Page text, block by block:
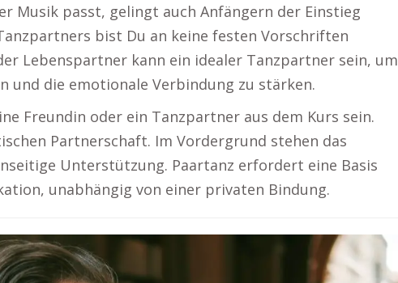
Musik passt, gelingt auch Anfängern der Einstieg
bist Du an keine festen Vorschriften
Lebenspartner kann ein idealer Tanzpartner sein, um
und die emotionale Verbindung zu stärken.
Freundin oder ein Tanzpartner aus dem Kurs sein.
Partnerschaft. Im Vordergrund stehen das
Unterstützung. Paartanz erfordert eine Basis
unabhängig von einer privaten Bindung.